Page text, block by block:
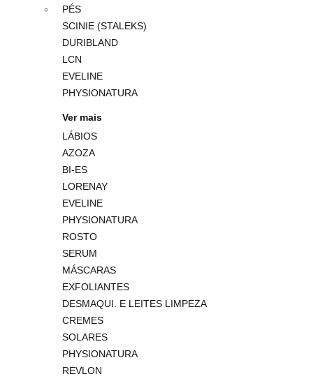
PÉS
SCINIE (STALEKS)
DURIBLAND
LCN
EVELINE
PHYSIONATURA
Ver mais
LÁBIOS
AZOZA
BI-ES
LORENAY
EVELINE
PHYSIONATURA
ROSTO
SERUM
MÁSCARAS
EXFOLIANTES
DESMAQUI. E LEITES LIMPEZA
CREMES
SOLARES
PHYSIONATURA
REVLON